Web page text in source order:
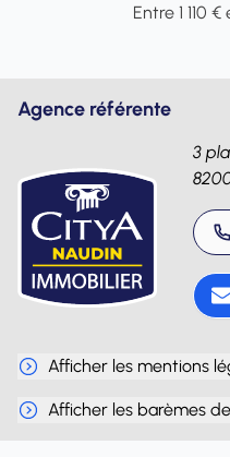
Entre 1 110
Agence référente
3
Afficher les mentions
Afficher les barèmes